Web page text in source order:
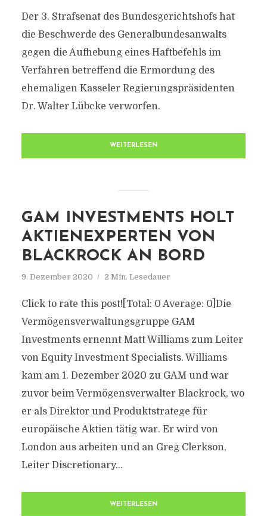
Der 3. Strafsenat des Bundesgerichtshofs hat
die Beschwerde des Generalbundesanwalts
gegen die Aufhebung eines Haftbefehls im
Verfahren betreffend die Ermordung des
ehemaligen Kasseler Regierungspräsidenten
Dr. Walter Lübcke verworfen.
WEITERLESEN
GAM INVESTMENTS HOLT
AKTIENEXPERTEN VON
BLACKROCK AN BORD
9. Dezember 2020 2 Min. Lesedauer
Click to rate this post![Total: 0 Average: 0]Die
Vermögensverwaltungsgruppe GAM
Investments ernennt Matt Williams zum Leiter
von Equity Investment Specialists. Williams
kam am 1. Dezember 2020 zu GAM und war
zuvor beim Vermögensverwalter Blackrock, wo
er als Direktor und Produktstratege für
europäische Aktien tätig war. Er wird von
London aus arbeiten und an Greg Clerkson,
Leiter Discretionary...
WEITERLESEN